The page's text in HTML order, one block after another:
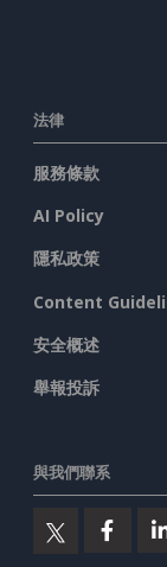
法律
服務條款
AI Policy
隱私政策
Content
安全概述
舉報投訴
與我們聯系